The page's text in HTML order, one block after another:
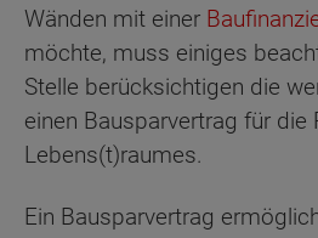
Wänden mit einer
möchte, muss einiges
Stelle berücksichtigen die
einen Bausparvertrag für die
Lebens(t)raumes.
Ein Bausparvertrag